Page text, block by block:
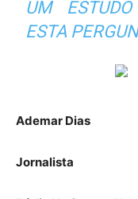
UM
ESTA
Ademar Dias
Jornalista